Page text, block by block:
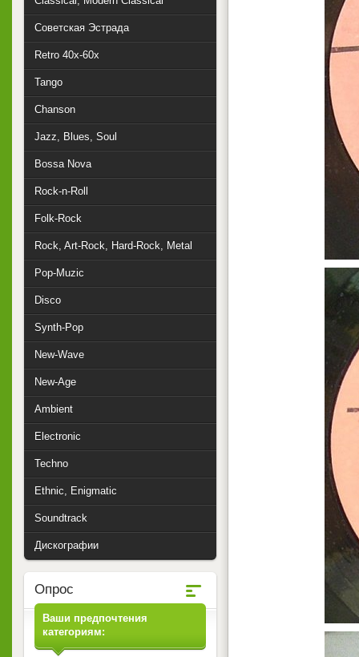
Советская Эстрада
Retro 40x-60x
Tango
Chanson
Jazz, Blues, Soul
Bossa Nova
Rock-n-Roll
Folk-Rock
Rock, Art-Rock, Hard-Rock, Metal
Pop-Muzic
Disco
Synth-Pop
New-Wave
New-Age
Ambient
Electronic
Techno
Ethnic, Enigmatic
Soundtrack
Дискографии
Опрос
Ваши предпочтения
категориям: